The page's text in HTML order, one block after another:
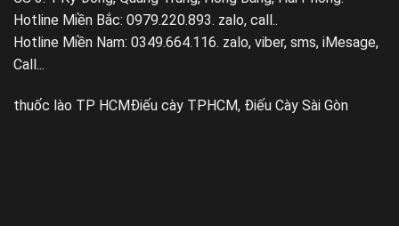
Hotline Miền Bắc: 0979.220.893. zalo, call..
Hotline Miền Nam: 0349.664.116. zalo, viber, sms, iMesage,
Call...
thuốc lào TP HCMĐiếu cày TPHCM, Điếu Cày Sài Gòn